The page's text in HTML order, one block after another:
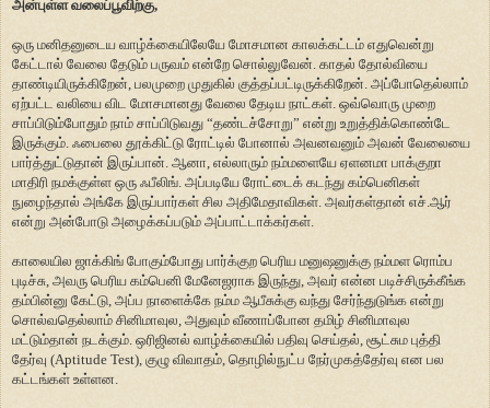
அன்புள்ள வலைப்பூவிற்கு,
ஒரு மனிதனுடைய வாழ்க்கையிலேயே மோசமான காலக்கட்டம் எதுவென்று
கேட்டால் வேலை தேடும் பருவம் என்றே சொல்லுவேன். காதல் தோல்வியை
தாண்டியிருக்கிறேன், பலமுறை முதுகில் குத்தப்பட்டிருக்கிறேன். அப்போதெல்லாம்
ஏற்பட்ட வலியை விட மோசமானது வேலை தேடிய நாட்கள். ஒவ்வொரு முறை
சாப்பிடும்போதும் நாம் சாப்பிடுவது “தண்டச்சோறு” என்று உறுத்திக்கொண்டே
இருக்கும். ஃபைலை தூக்கிட்டு ரோட்டில் போனால் அவனவனும் அவன் வேலையை
பார்த்துட்டுதான் இருப்பான். ஆனா, எல்லாரும் நம்மளையே ஏளனமா பாக்குறா
மாதிரி நமக்குள்ள ஒரு ஃபீலிங். அப்படியே ரோட்டைக் கடந்து கம்பெனிகள்
நுழைந்தால் அங்கே இருப்பார்கள் சில அதிமேதாவிகள். அவர்கள்தான் எச்.ஆர்
என்று அன்போடு அழைக்கப்படும் அப்பாட்டாக்கர்கள்.
காலையில ஜாக்கிங் போகும்போது பார்க்குற பெரிய மனுஷனுக்கு நம்மள ரொம்ப
புடிச்சு, அவரு பெரிய கம்பெனி மேனேஜராக இருந்து, அவர் என்ன படிச்சிருக்கீங்க
தம்பின்னு கேட்டு, அப்ப நாளைக்கே நம்ம ஆபீசுக்கு வந்து சேர்ந்துடுங்க என்று
சொல்வதெல்லாம் சினிமாவுல, அதுவும் வீணாப்போன தமிழ் சினிமாவுல
மட்டும்தான் நடக்கும். ஒரிஜினல் வாழ்க்கையில் பதிவு செய்தல், சூட்சும புத்தி
தேர்வு (Aptitude Test), குழு விவாதம், தொழில்நுட்ப நேர்முகத்தேர்வு என பல
கட்டங்கள் உள்ளன.